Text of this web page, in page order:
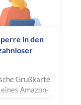
in den
Grußkarte
Amazon-